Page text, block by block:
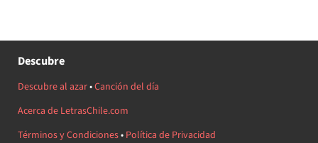
Descubre
Descubre al azar•Canción del día
Acerca de LetrasChile.com
Términos y Condiciones• Política de Privacidad